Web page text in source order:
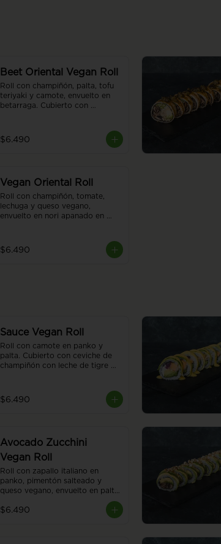
Beet Oriental Vegan Roll
Roll con champiñón, palta, tofu
teriyaki y camote, envuelto en
betarraga. Cubierto con
$6.490
Vegan Oriental Roll
Roll con champiñón, tomate,
lechuga y queso vegano,
envuelto en nori apanado en
$6.490
Sauce Vegan Roll
Roll con camote en panko y
palta. Cubierto con ceviche de
champiñón con leche de tigre
$6.490
Avocado Zucchini
Vegan Roll
Roll con zapallo italiano en
panko, pimentón salteado y
queso vegano, envuelto en palta.
tostadas y salsa teriyaki. 8
$6.490